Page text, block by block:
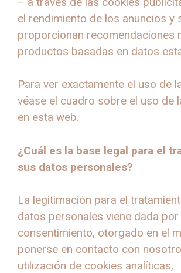
el rendimiento de los anuncios y
proporcionan recomendaciones
productos basadas en datos
Para ver exactamente el uso de
véase el cuadro sobre el uso de
en esta web.
¿Cuál es la base legal para el
sus datos personales?
La legitimación para el
datos personales viene dada por
consentimiento, otorgado en el
ponerse en contacto con
utilización de cookies analíticas,